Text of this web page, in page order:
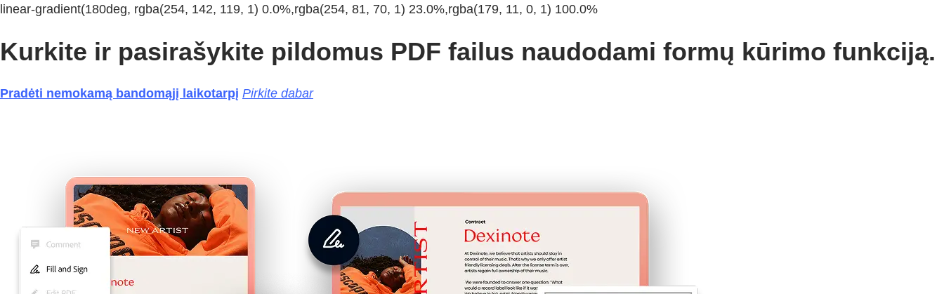
linear-gradient(180deg, rgba(254, 142, 119, 1) 0.0%,rgba(254, 81, 70, 1) 23.0%,rgba(179, 11, 0, 1) 100.0%
Kurkite ir pasirašykite pildomus PDF failus naudodami formų kūrimo funkciją.
Pradėti nemokamą bandomąjį laikotarpį Pirkite dabar